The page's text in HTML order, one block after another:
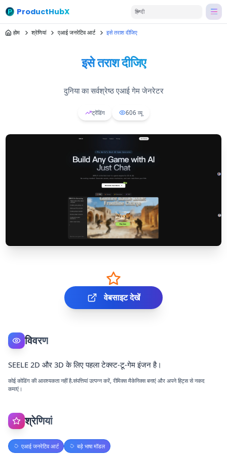
ProductHubX हिन्दी
होम श्रेणियां एआई जनरेटिव आर्ट इसे तराश दीजिए
इसे तराश दीजिए
दुनिया का सर्वश्रेष्ठ एआई गेम जेनरेटर
ट्रेंडिंग 606 व्यू
वेबसाइट देखें
विवरण
SEELE 2D और 3D के लिए पहला टेक्स्ट-टू-गेम इंजन है।
कोई कोडिंग की आवश्यकता नहीं है.संपत्तियां उत्पन्न करें, रीमिक्स मैकेनिक्स बनाएं और अपने हिट्स से नकद
कमाएं।
श्रेणियां
एआई जनरेटिव आर्ट बड़े भाषा मॉडल